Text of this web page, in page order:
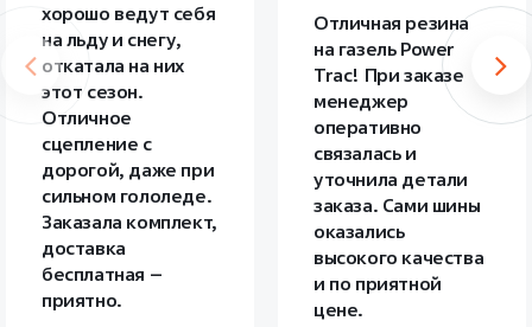
хорошо ведут себя
на льду и снегу,
откатала на них
этот сезон.
Отличное
сцепление с
дорогой, даже при
сильном гололеде.
Заказала комплект,
доставка
бесплатная –
приятно.
Отличная резина
на газель Power
Trac! При заказе
менеджер
оперативно
связалась и
уточнила детали
заказа. Сами шины
оказались
высокого качества
и по приятной
цене.